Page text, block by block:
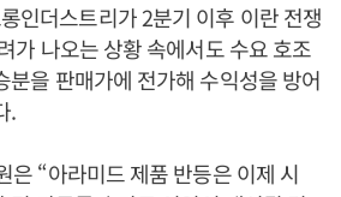
인더스트리가 2분기 이후 이란 전쟁
가 나오는 상황 속에서도 수요 호조
분을 판매가에 전가해 수익성을 방어
.
은 “아라미드 제품 반등은 이제 시